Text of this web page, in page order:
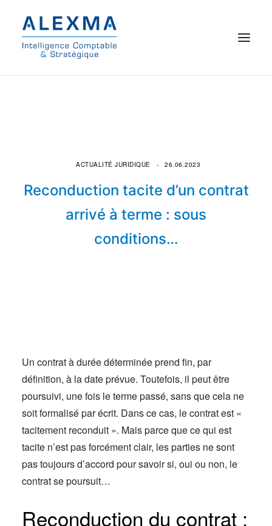
On parle de nous
Qui sommes-nous ?
© 2021 Alexma
Reconduction tacite d’un contrat
arrivé à terme : sous
conditions…
26.06.2023
ACTUALITÉ JURIDIQUE
Un contrat à durée déterminée prend fin, par
définition, à la date prévue. Toutefois, il peut être
poursuivi, une fois le terme passé, sans que cela ne
soit formalisé par écrit. Dans ce cas, le contrat est «
tacitement reconduit ». Mais parce que ce qui est
tacite n’est pas forcément clair, les parties ne sont
pas toujours d’accord pour savoir si, oui ou non, le
contrat se poursuit…
Reconduction du contrat :